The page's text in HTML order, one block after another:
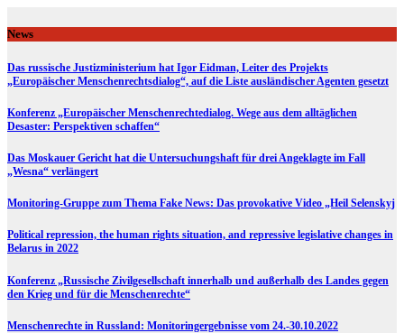
to
content
News
Das russische Justizministerium hat Igor Eidman, Leiter des Projekts
„Europäischer Menschenrechtsdialog“, auf die Liste ausländischer Agenten gesetzt
Konferenz „Europäischer Menschenrechtedialog. Wege aus dem alltäglichen
Desaster: Perspektiven schaffen“
Das Moskauer Gericht hat die Untersuchungshaft für drei Angeklagte im Fall
„Wesna“ verlängert
Monitoring-Gruppe zum Thema Fake News: Das provokative Video „Heil Selenskyj
Political repression, the human rights situation, and repressive legislative changes in
Belarus in 2022
Konferenz „Russische Zivilgesellschaft innerhalb und außerhalb des Landes gegen
den Krieg und für die Menschenrechte“
Menschenrechte in Russland: Monitoringergebnisse vom 24.-30.10.2022